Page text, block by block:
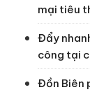
mại tiêu
Đẩy
công tại
Đồn Biên